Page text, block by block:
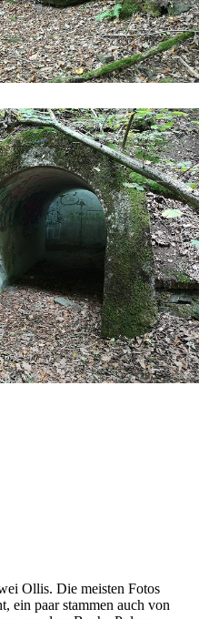
Ollis. Die meisten Fotos
ein paar stammen auch von